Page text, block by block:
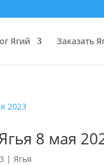
Ягий Заказать
8 мая
|Ягья